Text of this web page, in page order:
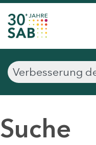
Suche